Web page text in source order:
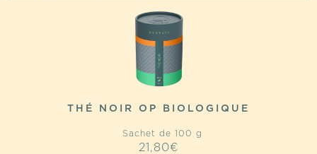
THÉ NOIR OP BIOLOGIQUE
Sachet de 100 g
21,80€